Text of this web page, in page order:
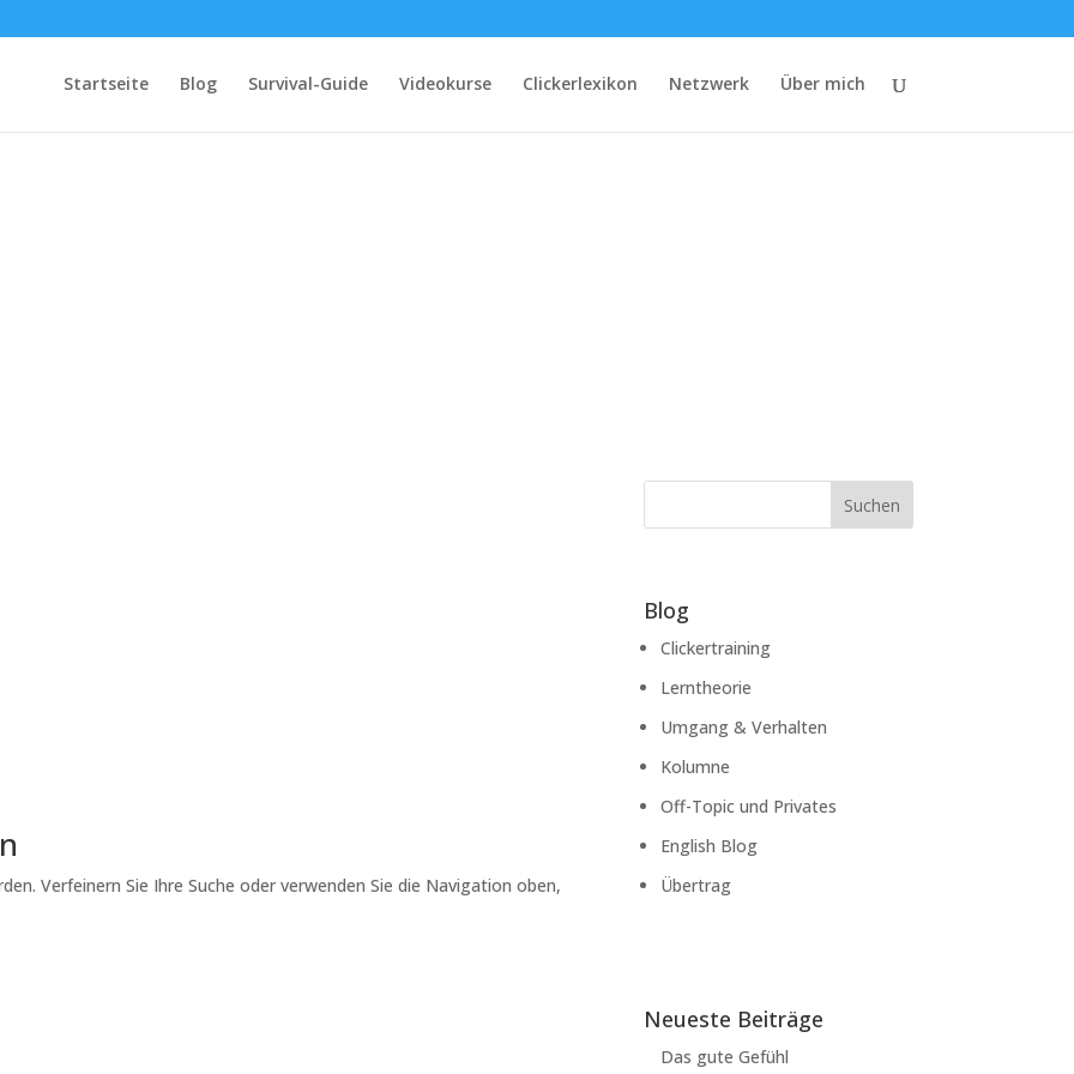
Startseite Blog Survival-Guide Videokurse Clickerlexikon Netzwerk Über mich
Verfeinern Sie Ihre Suche oder verwenden Sie die Navigation oben,
Suchen
Blog
Clickertraining
Lerntheorie
Umgang & Verhalten
Kolumne
Off-Topic und Privates
English Blog
Übertrag
Neueste Beiträge
Das gute Gefühl